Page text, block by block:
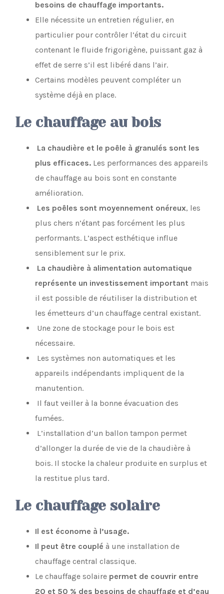
besoins de chauffage importants.
Elle nécessite un entretien régulier, en
particulier pour contrôler l’état du circuit
contenant le fluide frigorigène, puissant gaz à
effet de serre s’il est libéré dans l’air.
Certains modèles peuvent compléter un
système déjà en place.
Le chauffage au bois
La chaudière et le poêle à granulés sont les
plus efficaces. Les performances des appareils
de chauffage au bois sont en constante
amélioration.
Les poêles sont moyennement onéreux, les
plus chers n’étant pas forcément les plus
performants. L’aspect esthétique influe
sensiblement sur le prix.
La chaudière à alimentation automatique
représente un investissement important mais
il est possible de réutiliser la distribution et
les émetteurs d’un chauffage central existant.
Une zone de stockage pour le bois est
nécessaire.
Les systèmes non automatiques et les
appareils indépendants impliquent de la
manutention.
Il faut veiller à la bonne évacuation des
fumées.
L’installation d’un ballon tampon permet
d’allonger la durée de vie de la chaudière à
bois. Il stocke la chaleur produite en surplus et
la restitue plus tard.
Le chauffage solaire
Il est économe à l’usage.
Il peut être couplé à une installation de
chauffage central classique.
Le chauffage solaire permet de couvrir entre
20 et 50 % des besoins de chauffage et d’eau